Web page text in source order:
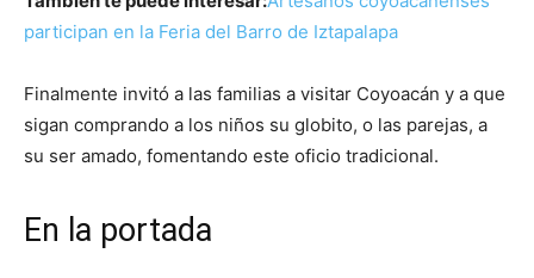
participan en la Feria del Barro de Iztapalapa
Finalmente invitó a las familias a visitar Coyoacán y a que
sigan comprando a los niños su globito, o las parejas, a
su ser amado, fomentando este oficio tradicional.
En la portada